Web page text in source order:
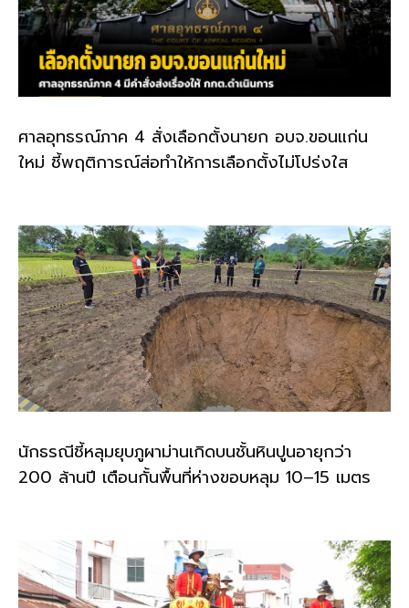
ศาลอุทธรณ์ภาค 4 สั่งเลือกตั้งนายก อบจ.ขอนแก่น
ใหม่ ชี้พฤติการณ์ส่อทำให้การเลือกตั้งไม่โปร่งใส
นักธรณีชี้หลุมยุบภูผาม่านเกิดบนชั้นหินปูนอายุกว่า
200 ล้านปี เตือนกั้นพื้นที่ห่างขอบหลุม 10–15 เมตร